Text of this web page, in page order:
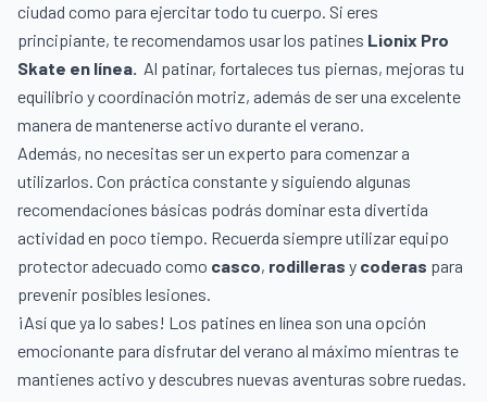
ciudad como para ejercitar todo tu cuerpo. Si eres
principiante, te recomendamos usar los patines Lionix Pro
Skate en línea. Al patinar, fortaleces tus piernas, mejoras tu
equilibrio y coordinación motriz, además de ser una excelente
manera de mantenerse activo durante el verano.
Además, no necesitas ser un experto para comenzar a
utilizarlos. Con práctica constante y siguiendo algunas
recomendaciones básicas podrás dominar esta divertida
actividad en poco tiempo. Recuerda siempre utilizar equipo
protector adecuado como casco, rodilleras y coderas para
prevenir posibles lesiones.
¡Así que ya lo sabes! Los patines en línea son una opción
emocionante para disfrutar del verano al máximo mientras te
mantienes activo y descubres nuevas aventuras sobre ruedas.